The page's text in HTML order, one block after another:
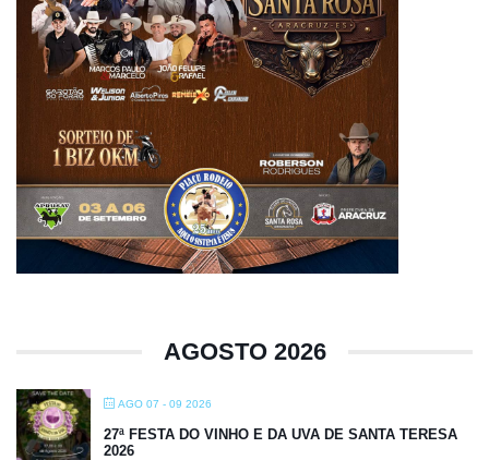
AGOSTO 2026
AGO 07 - 09 2026
27ª FESTA DO VINHO E DA UVA DE SANTA TERESA
2026